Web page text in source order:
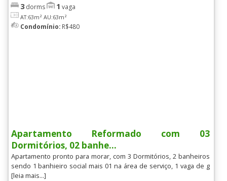
3dorms 1 vaga
AT:63m² AU:63m²
Condomínio: R$480
Apartamento Reformado com 03
Dormitórios, 02 banhe...
Apartamento pronto para morar, com 3 Dormitórios, 2 banheiros
sendo 1 banhieiro social mais 01 na área de serviço, 1 vaga de g
[leia mais...]